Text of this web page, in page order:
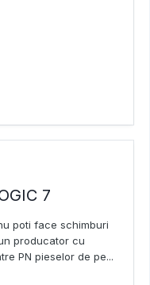
7
poti face schimburi
producator cu
PN pieselor de pe...